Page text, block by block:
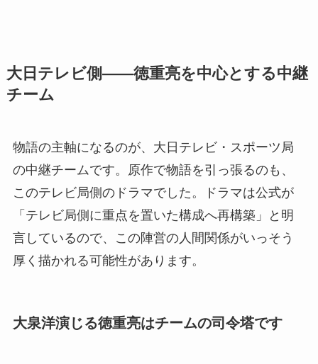
大日テレビ側——徳重亮を中心とする中継
チーム
物語の主軸になるのが、大日テレビ・スポーツ局
の中継チームです。原作で物語を引っ張るのも、
このテレビ局側のドラマでした。ドラマは公式が
「テレビ局側に重点を置いた構成へ再構築」と明
言しているので、この陣営の人間関係がいっそう
厚く描かれる可能性があります。
大泉洋演じる徳重亮はチームの司令塔です